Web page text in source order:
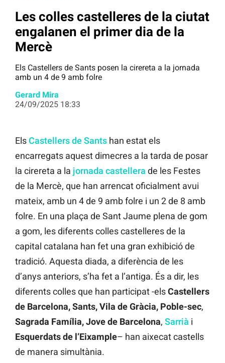
Les colles castelleres de la ciutat
engalanen el primer dia de la
Mercè
Els Castellers de Sants posen la cirereta a la jornada
amb un 4 de 9 amb folre
Gerard Mira
24/09/2025 18:33
ElsCastellers de Sants han estat els
encarregats aquest dimecres a la tarda de posar
la cirereta a la jornada castellera de les Festes
de la Mercè, que han arrencat oficialment avui
mateix, amb un 4 de 9 amb folre i un 2 de 8 amb
folre. En una plaça de Sant Jaume plena de gom
a gom, les diferents colles castelleres de la
capital catalana han fet una gran exhibició de
tradició. Aquesta diada, a diferència de les
d’anys anteriors, s’ha fet a l’antiga. És a dir, les
diferents colles que han participat -elsCastellers
de Barcelona, Sants, Vila de Gràcia, Poble-sec,
Sagrada Família, Jove de Barcelona, Sarrià i
Esquerdats de l’Eixample– han aixecat castells
de manera simultània.